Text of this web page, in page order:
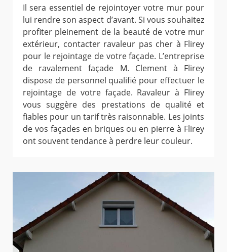
Il sera essentiel de rejointoyer votre mur pour
lui rendre son aspect d’avant. Si vous souhaitez
profiter pleinement de la beauté de votre mur
extérieur, contacter ravaleur pas cher à Flirey
pour le rejointage de votre façade. L’entreprise
de ravalement façade M. Clement à Flirey
dispose de personnel qualifié pour effectuer le
rejointage de votre façade. Ravaleur à Flirey
vous suggère des prestations de qualité et
fiables pour un tarif très raisonnable. Les joints
de vos façades en briques ou en pierre à Flirey
ont souvent tendance à perdre leur couleur.